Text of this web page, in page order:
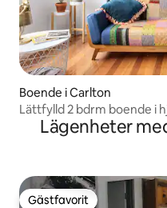
Boende i Carlton
Lättfylld 2 bdrm boende i
Lägenheter
Gästfavorit